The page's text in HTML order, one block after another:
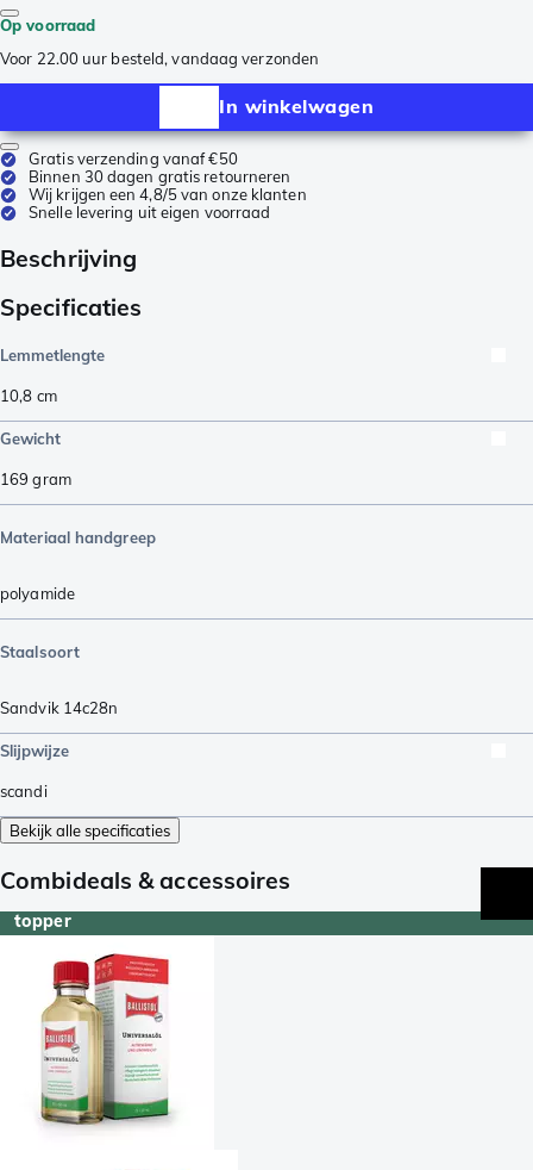
Op voorraad
Voor 22.00 uur besteld, vandaag verzonden
In winkelwagen
Gratis verzending vanaf €50
Binnen 30 dagen gratis retourneren
Wij krijgen een 4,8/5 van onze klanten
Snelle levering uit eigen voorraad
Beschrijving
Specificaties
Lemmetlengte
10,8 cm
Gewicht
169 gram
Materiaal handgreep
polyamide
Staalsoort
Sandvik 14c28n
Slijpwijze
scandi
Bekijk alle specificaties
Combideals & accessoires
topper